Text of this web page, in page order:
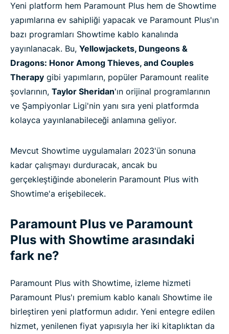
Yeni platform hem Paramount Plus hem de Showtime
yapımlarına ev sahipliği yapacak ve Paramount Plus'ın
bazı programları Showtime kablo kanalında
yayınlanacak. Bu, Yellowjackets, Dungeons &
Dragons: Honor Among Thieves, and Couples
Therapy gibi yapımların, popüler Paramount realite
şovlarının, Taylor Sheridan'ın orijinal programlarının
ve Şampiyonlar Ligi'nin yanı sıra yeni platformda
kolayca yayınlanabileceği anlamına geliyor.
Mevcut Showtime uygulamaları 2023'ün sonuna
kadar çalışmayı durduracak, ancak bu
gerçekleştiğinde abonelerin Paramount Plus with
Showtime'a erişebilecek.
Paramount Plus ve Paramount
Plus with Showtime arasındaki
fark ne?
Paramount Plus with Showtime, izleme hizmeti
Paramount Plus'ı premium kablo kanalı Showtime ile
birleştiren yeni platformun adıdır. Yeni entegre edilen
hizmet, yenilenen fiyat yapısıyla her iki kitaplıktan da